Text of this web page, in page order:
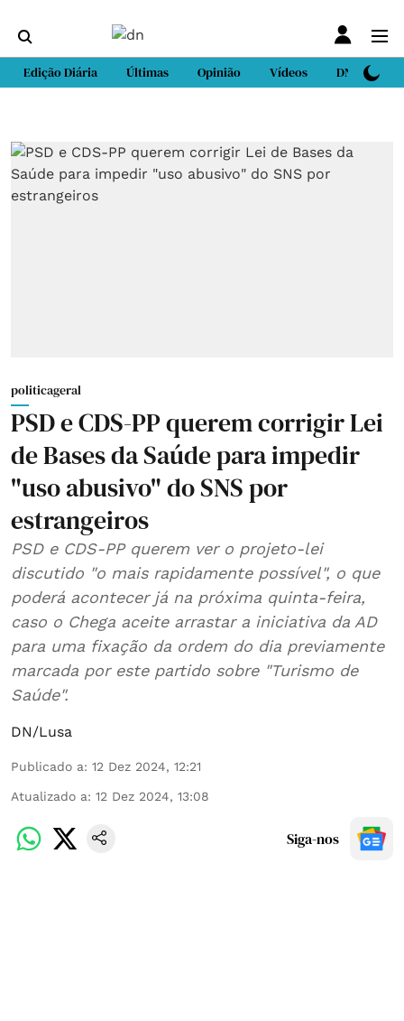
Edição Diária Últimas Opinião Vídeos DN Sport
politicageral
PSD e CDS-PP querem corrigir Lei
de Bases da Saúde para impedir
"uso abusivo" do SNS por
estrangeiros
PSD e CDS-PP querem ver o projeto-lei
discutido "o mais rapidamente possível", o que
poderá acontecer já na próxima quinta-feira,
caso o Chega aceite arrastar a iniciativa da AD
para uma fixação da ordem do dia previamente
marcada por este partido sobre "Turismo de
Saúde".
DN/Lusa
Publicado a: 12 Dez 2024, 12:21
Atualizado a: 12 Dez 2024, 13:08
Siga-nos